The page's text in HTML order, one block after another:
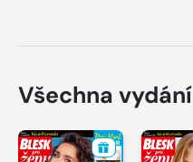
Všechna vydání